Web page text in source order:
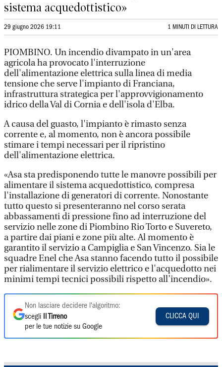
sistema acquedottistico»
29 giugno 2026 19:11 1 MINUTI DI LETTURA
PIOMBINO. Un incendio divampato in un'area
agricola ha provocato l'interruzione
dell'alimentazione elettrica sulla linea di media
tensione che serve l'impianto di Franciana,
infrastruttura strategica per l'approvvigionamento
idrico della Val di Cornia e dell'isola d'Elba.
A causa del guasto, l'impianto è rimasto senza
corrente e, al momento, non è ancora possibile
stimare i tempi necessari per il ripristino
dell'alimentazione elettrica.
«Asa sta predisponendo tutte le manovre possibili per
alimentare il sistema acquedottistico, compresa
l'installazione di generatori di corrente. Nonostante
tutto questo si presenteranno nel corso serata
abbassamenti di pressione fino ad interruzione del
servizio nelle zone di Piombino Rio Torto e Suvereto,
a partire dai piani e zone più alte. Al momento è
garantito il servizio a Campiglia e San Vincenzo. Sia le
squadre Enel che Asa stanno facendo tutto il possibile
per rialimentare il servizio elettrico e l'acquedotto nei
minimi tempi tecnici possibili rispetto all’incendio».
Non lasciare decidere l'algoritmo:
scegli
Il Tirreno
per le tue notizie su Google
CLICCA QUI